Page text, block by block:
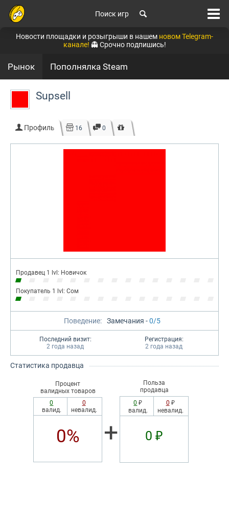
Поиск игр
Новости площадки и розыгрыши в нашем новом Telegram-
канале! 👻 Срочно подпишись!
Рынок Пополнялка Steam
Supsell
Профиль 16 0
Продавец 1 lvl: Новичок
Покупатель 1 lvl: Сом
Поведение: Замечания -0/5
Последний визит:
2 года назад
Регистрация:
2 года назад
Статистика продавца
Процент
валидных товаров
0
валид.
0
невалид.
0% +
Польза
продавца
0 ₽
валид.
0 ₽
невалид.
0 ₽